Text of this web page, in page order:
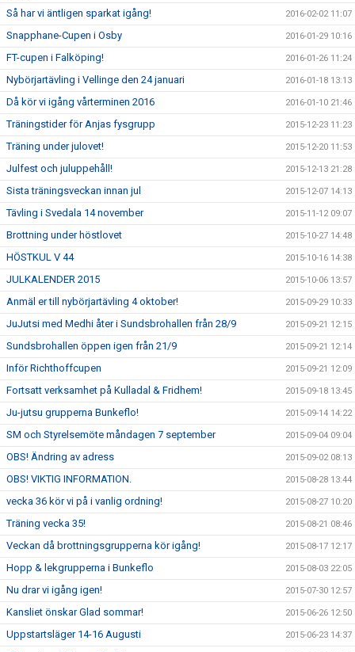
Så har vi äntligen sparkat igång! 2016-02-02 11:07
Snapphane-Cupen i Osby 2016-01-29 10:16
FT-cupen i Falköping! 2016-01-26 11:24
Nybörjartävling i Vellinge den 24 januari 2016-01-18 13:13
Då kör vi igång vårterminen 2016 2016-01-10 21:46
Träningstider för Anjas fysgrupp 2015-12-23 11:23
Träning under julovet! 2015-12-20 11:53
Julfest och juluppehåll! 2015-12-13 21:28
Sista träningsveckan innan jul 2015-12-07 14:13
Tävling i Svedala 14 november 2015-11-12 09:07
Brottning under höstlovet 2015-10-27 14:48
HÖSTKUL V 44 2015-10-16 14:38
JULKALENDER 2015 2015-10-06 13:57
Anmäl er till nybörjartävling 4 oktober! 2015-09-29 10:33
JuJutsi med Medhi åter i Sundsbrohallen från 28/9 2015-09-21 12:15
Sundsbrohallen öppen igen från 21/9 2015-09-21 12:14
Inför Richthoffcupen 2015-09-21 12:09
Fortsatt verksamhet på Kulladal & Fridhem! 2015-09-18 13:45
Ju-jutsu grupperna Bunkeflo! 2015-09-14 14:22
SM och Styrelsemöte måndagen 7 september 2015-09-04 09:04
OBS! Ändring av adress 2015-09-02 08:13
OBS! VIKTIG INFORMATION. 2015-08-28 13:44
vecka 36 kör vi på i vanlig ordning! 2015-08-27 10:20
Träning vecka 35! 2015-08-21 08:46
Veckan då brottningsgrupperna kör igång! 2015-08-17 12:17
Hopp & lekgrupperna i Bunkeflo 2015-08-03 22:05
Nu drar vi igång igen! 2015-07-30 12:57
Kansliet önskar Glad sommar! 2015-06-26 12:50
Uppstartsläger 14-16 Augusti 2015-06-23 14:37